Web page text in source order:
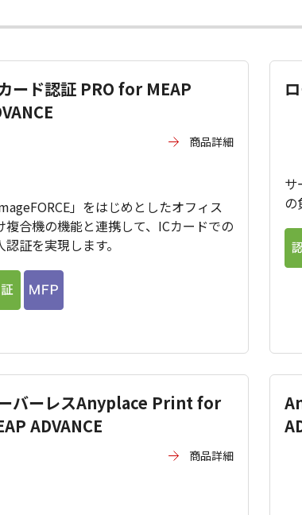
ード認証 PRO for MEAP
商品詳細
」をはじめとしたオフィス
複合機の機能と連携して、ICカードでの
認証を実現します。
サ
の
バーレスAnyplace Print for
ADVANCE
商品詳細